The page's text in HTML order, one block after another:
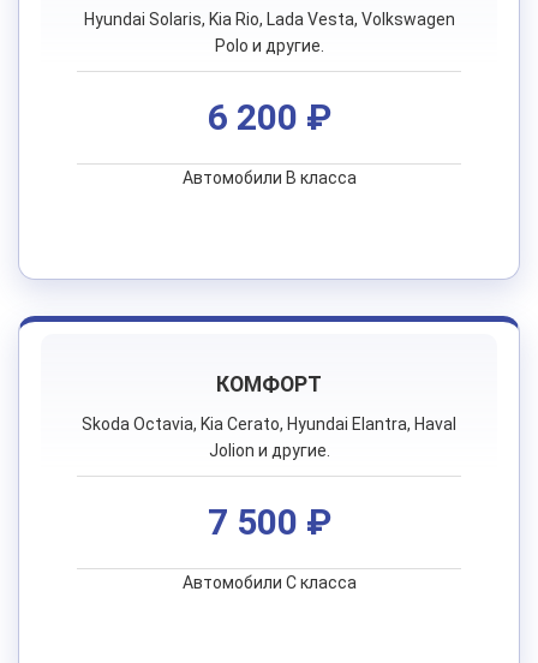
Hyundai Solaris, Kia Rio, Lada Vesta, Volkswagen
Polo и другие.
6 200 ₽
Автомобили B класса
КОМФОРТ
Skoda Octavia, Kia Cerato, Hyundai Elantra, Haval
Jolion и другие.
7 500 ₽
Автомобили C класса